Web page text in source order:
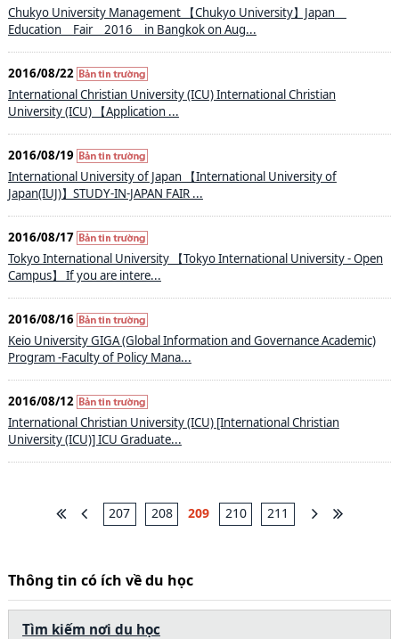
Chukyo University Management 【Chukyo University】Japan
Education Fair 2016 in Bangkok on Aug...
2016/08/22
International Christian University (ICU) International Christian
University (ICU) 【Application ...
2016/08/19
International University of Japan 【International University of
Japan(IUJ)】STUDY-IN-JAPAN FAIR ...
2016/08/17
Tokyo International University 【Tokyo International University - Open
Campus】 If you are intere...
2016/08/16
Keio University GIGA (Global Information and Governance Academic)
Program -Faculty of Policy Mana...
2016/08/12
International Christian University (ICU) [International Christian
University (ICU)] ICU Graduate...
207 208 209 210 211
Thông tin có ích về du học
Tìm kiếm nơi du học